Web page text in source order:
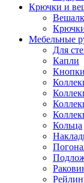
Крючки и
Мебельные
Для
Капли
Кнопки
Кольца